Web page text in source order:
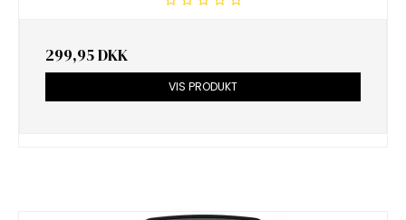
299,95 DKK
VIS PRODUKT